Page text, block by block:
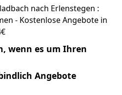
nach Erlenstegen :
- Kostenlose Angebote in
wenn es um Ihren
Angebote